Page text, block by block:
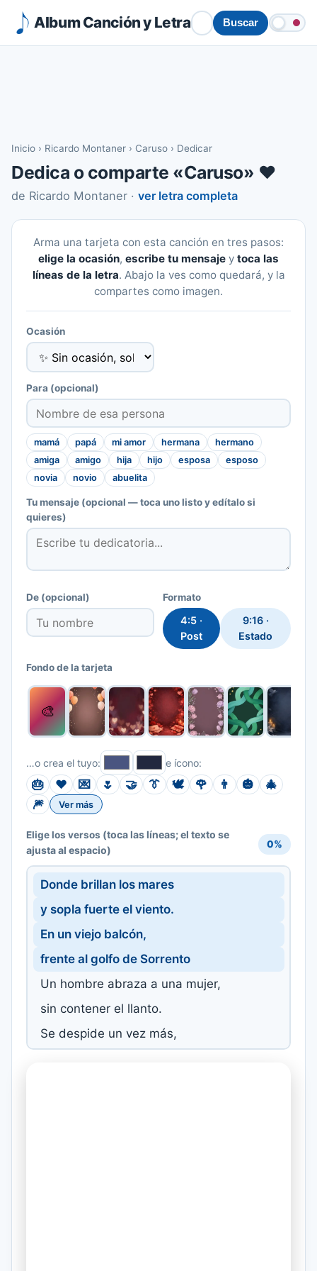
Album Canción y Letra Buscar
Inicio › Ricardo Montaner › Caruso › Dedicar
Dedica o comparte «Caruso» ❤️
de Ricardo Montaner · ver letra completa
Arma una tarjeta con esta canción en tres pasos:
elige la ocasión, escribe tu mensaje y toca las
líneas de la letra. Abajo la ves como quedará, y la
compartes como imagen.
Ocasión
Para (opcional)
mamá papá mi amor hermana
hermano
amiga
amigo hija hijo esposa
esposo
novia
novio abuelita
Tu mensaje (opcional — toca uno listo y edítalo si
quieres)
De (opcional) Formato
4:5 ·
Post
9:16 ·
Estado
Fondo de la tarjeta
🎨
…o crea el tuyo: e ícono:
🎂 ❤️ 💌 🌷 🤝 👔 🕊️ 🌹 👨 🎃
🎄
🎆
Ver más
Elige los versos (toca las líneas; el texto se
ajusta al espacio)
0%
Donde brillan los mares
y sopla fuerte el viento.
En un viejo balcón,
frente al golfo de Sorrento
Un hombre abraza a una mujer,
sin contener el llanto.
Se despide un vez más,